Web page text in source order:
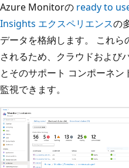
Azure Monitorの ready to
Insights エクスペリエンスの
データを格納します。 これ
されるため、クラウドおよび
とそのサポート コンポーネ
監視できます。